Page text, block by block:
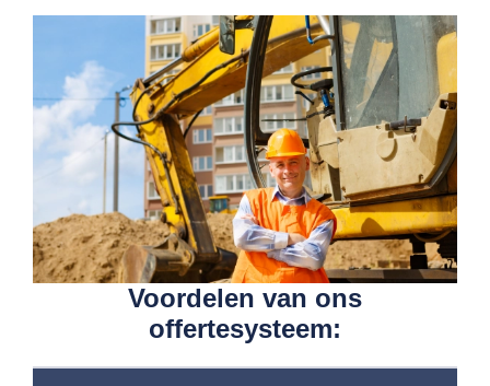
Voordelen van ons
offertesysteem: